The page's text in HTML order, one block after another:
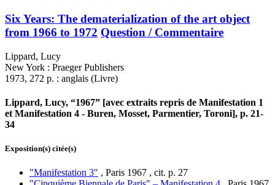
Six Years: The dematerialization of the art object
from 1966 to 1972 Question / Commentaire
Lippard, Lucy
New York : Praeger Publishers
1973, 272 p. : anglais (Livre)
Lippard, Lucy, “1967” [avec extraits repris de Manifestation 1
et Manifestation 4 - Buren, Mosset, Parmentier, Toroni], p. 21-
34
Exposition(s) citée(s)
"Manifestation 3" , Paris 1967 , cit. p. 27